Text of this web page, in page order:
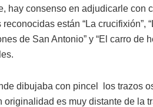
hay consenso en adjudicarle con
están “La crucifixión”,
de San Antonio” y “El carro de
dibujaba con pincel los trazos
es muy distante de la